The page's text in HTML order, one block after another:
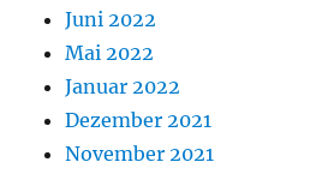
Juni 2022
Mai 2022
Januar 2022
Dezember 2021
November 2021